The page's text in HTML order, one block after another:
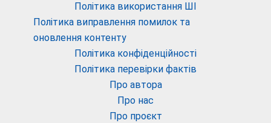
Політика використання ШІ
Політика виправлення помилок та
оновлення контенту
Політика конфіденційності
Політика перевірки фактів
Про автора
Про нас
Про проєкт